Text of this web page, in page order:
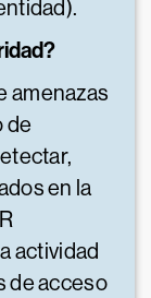
amenazas
de
en la
actividad
de acceso